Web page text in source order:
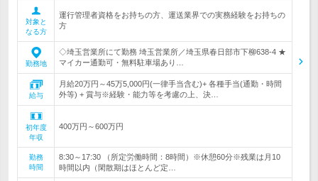
対象と
なる方
運行管理者資格をお持ちの方、運送業界での実務経験をお持ちの
方
勤務地
◇埼玉営業所にて勤務 埼玉営業所／埼玉県春日部市下柳638-4 ★
マイカー通勤可・無料駐車場あり…
給与
月給20万円～45万5,000円(一律手当含む)+ 各種手当(通勤・時間
外等) + 賞与※経験・能力等を考慮の上、決…
初年度
年収
400万円～600万円
勤務
時間
8:30～17:30 （所定労働時間：8時間）※休憩60分※残業は月10
時間以内（閑散期はほとんど定…